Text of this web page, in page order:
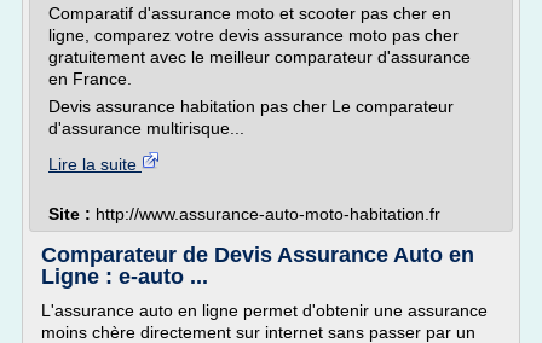
Comparatif d'assurance moto et scooter pas cher en
ligne, comparez votre devis assurance moto pas cher
gratuitement avec le meilleur comparateur d'assurance
en France.
Devis assurance habitation pas cher Le comparateur
d'assurance multirisque...
Lire la suite
Site : http://www.assurance-auto-moto-habitation.fr
Comparateur de Devis Assurance Auto en
Ligne : e-auto ...
L'assurance auto en ligne permet d'obtenir une assurance
moins chère directement sur internet sans passer par un